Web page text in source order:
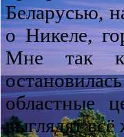
Беларусью,
о Никеле,
Мне так
областные
выглядят всё